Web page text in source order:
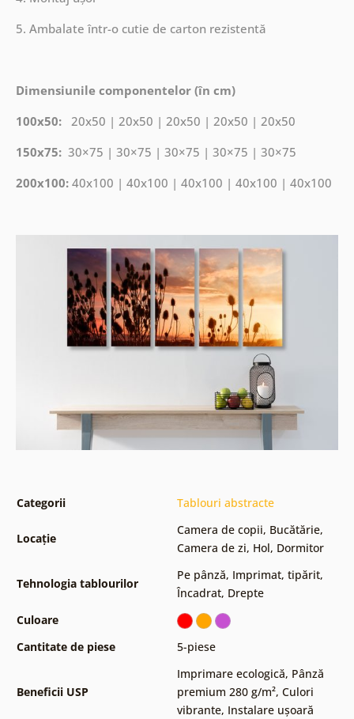
5. Ambalate într-o cutie de carton rezistentă
Dimensiunile componentelor (în cm)
100x50: 20x50 | 20x50 | 20x50 | 20x50 | 20x50
150x75: 30×75 | 30×75 | 30×75 | 30×75 | 30×75
200x100: 40x100 | 40x100 | 40x100 | 40x100 | 40x100
Categorii Tablouri abstracte
Locație
Camera de copii, Bucătărie,
Camera de zi, Hol, Dormitor
Tehnologia tablourilor
Pe pânză, Imprimat, tipărit,
Încadrat, Drepte
Culoare
Cantitate de piese
5-piese
Beneficii USP
Imprimare ecologică, Pânză
premium 280 g/m², Culori
vibrante, Instalare ușoară